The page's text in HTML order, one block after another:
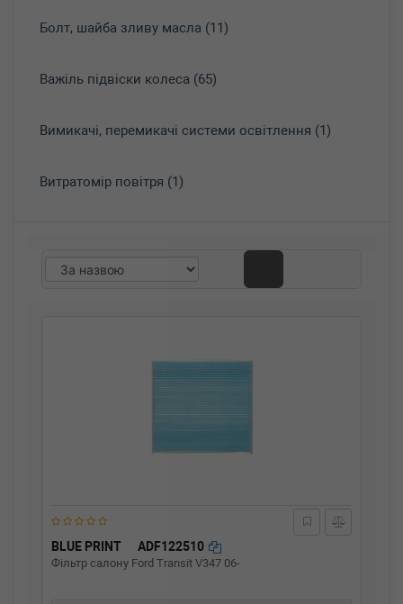
Болт, шайба зливу масла (11)
Важіль підвіски колеса (65)
Вимикачі, перемикачі системи освітлення (1)
Витратомір повітря (1)
BLUE PRINT ADF122510
Фільтр салону Ford Transit V347 06-